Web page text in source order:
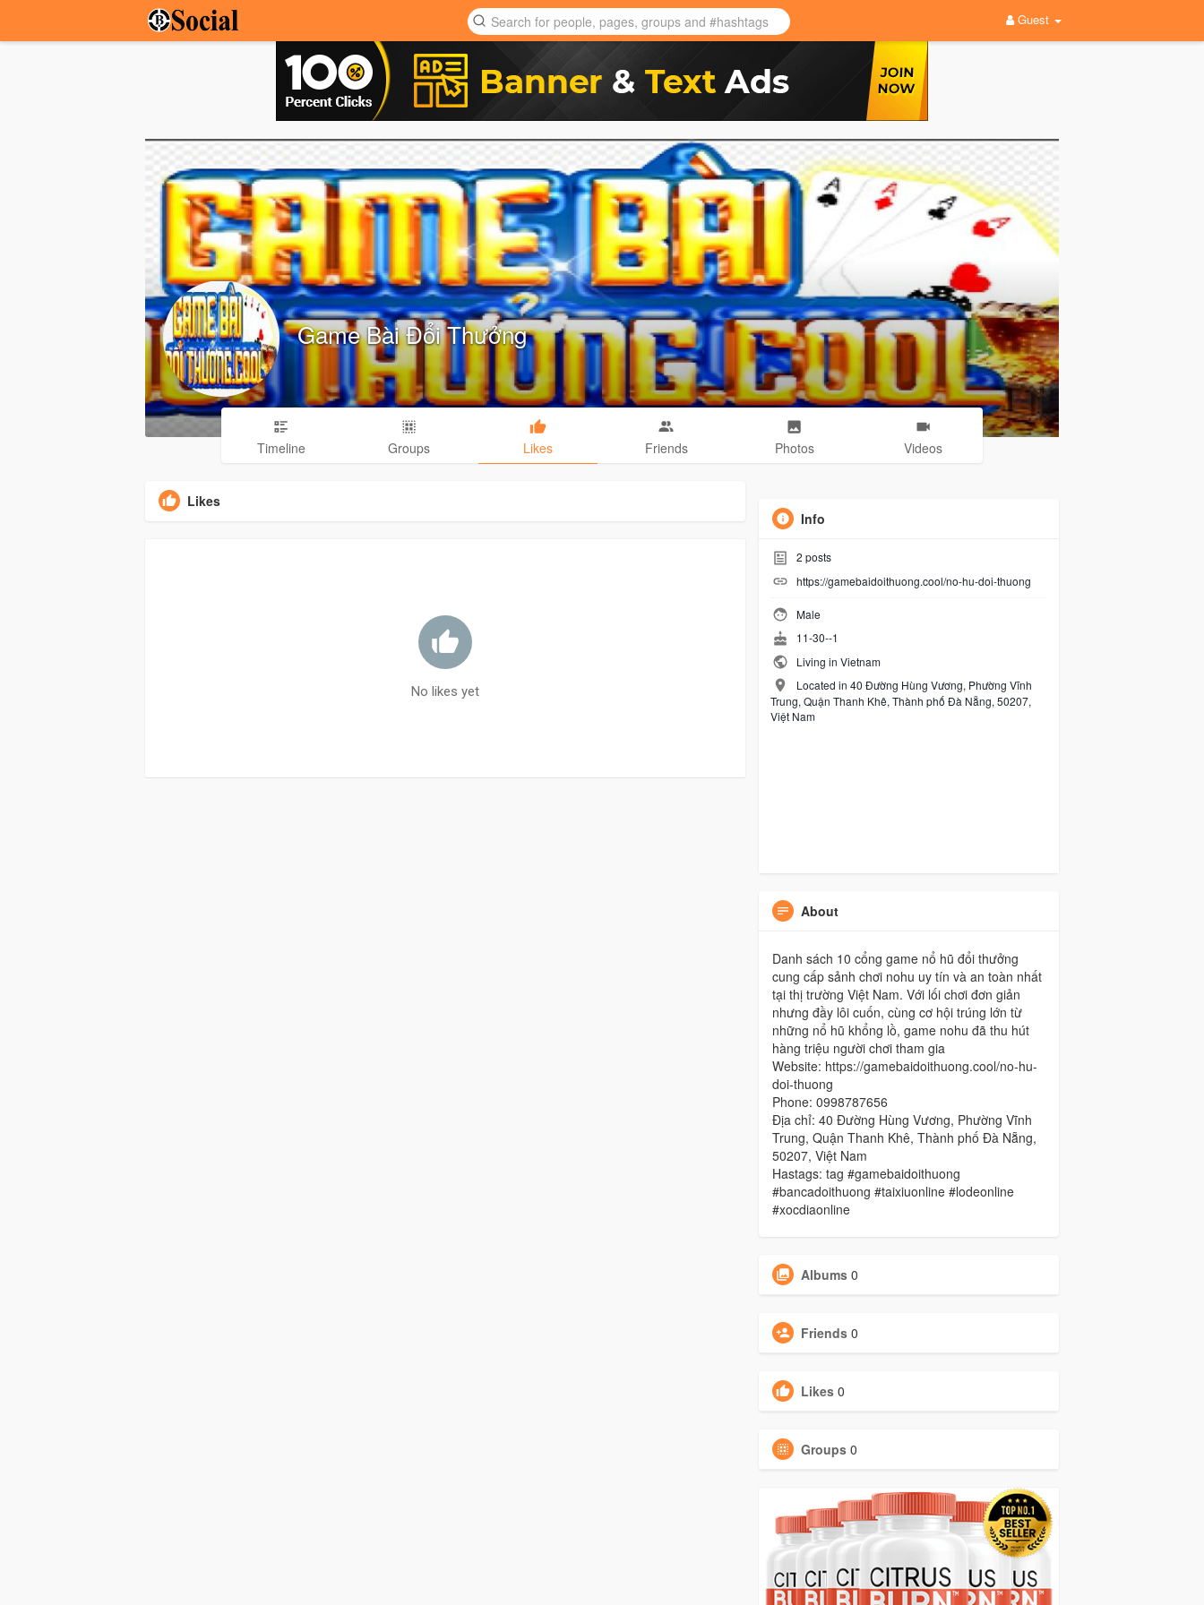
Guest
Game Bài Đổi Thưởng
Timeline Groups Likes Friends Photos Videos
Likes
No likes yet
Info
2 posts
https://gamebaidoithuong.cool/no-hu-doi-thuong
Male
11-30--1
Living in Vietnam
Located in 40 Đường Hùng Vương, Phường Vĩnh
Trung, Quận Thanh Khê, Thành phố Đà Nẵng, 50207,
Việt Nam
About
Danh sách 10 cổng game nổ hũ đổi thưởng
cung cấp sảnh chơi nohu uy tín và an toàn nhất
tại thị trường Việt Nam. Với lối chơi đơn giản
nhưng đầy lôi cuốn, cùng cơ hội trúng lớn từ
những nổ hũ khổng lồ, game nohu đã thu hút
hàng triệu người chơi tham gia
Website: https://gamebaidoithuong.cool/no-hu-
doi-thuong
Phone: 0998787656
Địa chỉ: 40 Đường Hùng Vương, Phường Vĩnh
Trung, Quận Thanh Khê, Thành phố Đà Nẵng,
50207, Việt Nam
Hastags: tag #gamebaidoithuong
#bancadoithuong #taixiuonline #lodeonline
#xocdiaonline
Albums 0
Friends 0
Likes 0
Groups 0